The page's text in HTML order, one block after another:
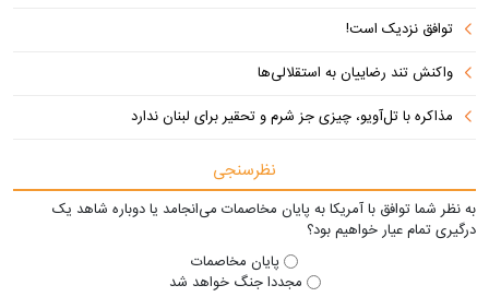
توافق نزدیک است!
واکنش تند رضاییان به استقلالی‌ها
مذاکره با تل‌آویو، چیزی جز شرم و تحقیر برای لبنان ندارد
نظرسنجی
به نظر شما توافق با آمریکا به پایان مخاصمات می‌انجامد یا دوباره شاهد یک
درگیری تمام عیار خواهیم بود؟
پایان مخاصمات
مجددا جنگ خواهد شد